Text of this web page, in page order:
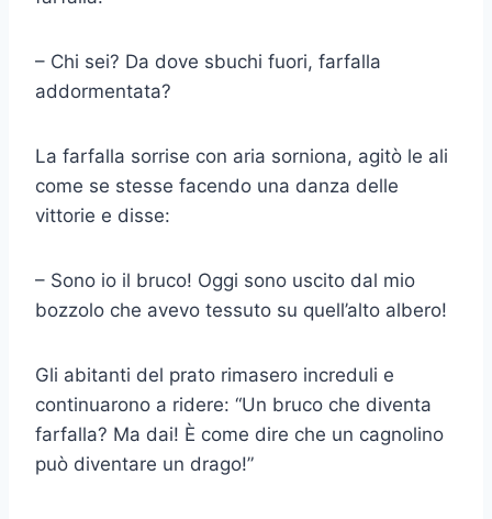
– Chi sei? Da dove sbuchi fuori, farfalla
addormentata?
La farfalla sorrise con aria sorniona, agitò le ali
come se stesse facendo una danza delle
vittorie e disse:
– Sono io il bruco! Oggi sono uscito dal mio
bozzolo che avevo tessuto su quell’alto albero!
Gli abitanti del prato rimasero increduli e
continuarono a ridere: “Un bruco che diventa
farfalla? Ma dai! È come dire che un cagnolino
può diventare un drago!”